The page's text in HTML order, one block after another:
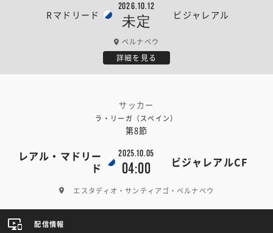
Rマドリード
2026.10.12
未定 ビジャレアル
ベルナベウ
詳細を見る
サッカー
ラ・リーガ（スペイン）
第8節
レアル・マドリー
ド
2025.10.05
04:00 ビジャレアルCF
エスタディオ・サンティアゴ・ベルナベウ
配信情報